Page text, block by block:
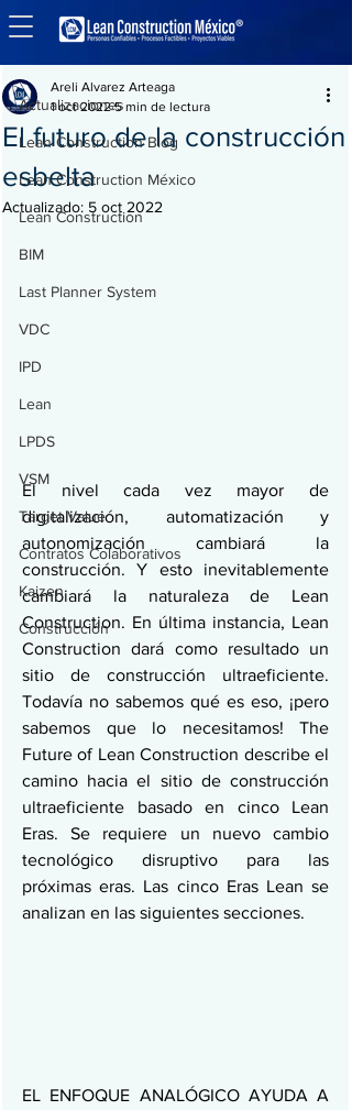
Entrada
Actualizaciones
Lean Construction Blog
Lean Construction México
Lean Construction
BIM
Last Planner System
VDC
IPD
Lean
LPDS
VSM
Target Value
Contratos Colaborativos
Kaizen
Construcción
El futuro de la construcción
esbelta
Areli Alvarez Arteaga
1 oct 2022 5 min de lectura
Actualizado: 5 oct 2022
El nivel cada vez mayor de
digitalización, automatización y
autonomización cambiará la
construcción. Y esto inevitablemente
cambiará la naturaleza de Lean
Construction. En última instancia, Lean
Construction dará como resultado un
sitio de construcción ultraeficiente.
Todavía no sabemos qué es eso, ¡pero
sabemos que lo necesitamos! The
Future of Lean Construction describe el
camino hacia el sitio de construcción
ultraeficiente basado en cinco Lean
Eras. Se requiere un nuevo cambio
tecnológico disruptivo para las
próximas eras. Las cinco Eras Lean se
analizan en las siguientes secciones.
EL ENFOQUE ANALÓGICO AYUDA A